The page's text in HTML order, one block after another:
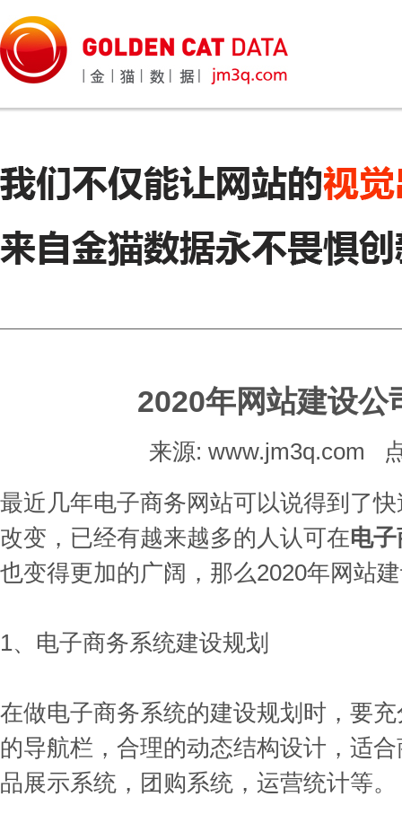
2020年网站建设公
来源: www.jm3q.com
最近几年电子商务网站可以说得到了
改变，已经有越来越多的人认可在电
也变得更加的广阔，那么2020年网站
1、电子商务系统建设规划
在做电子商务系统的建设规划时，要
的导航栏，合理的动态结构设计，适
品展示系统，团购系统，运营统计等。